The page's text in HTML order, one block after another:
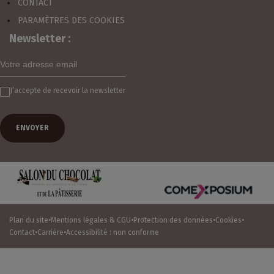
J'ACHÈTE MON BILLET !
CONTACT
PARAMÈTRES DES COOKIES
Newsletter :
J’accepte de recevoir la newsletter
Plan du site Mentions légales & CGU Protection des données Cookies
Contact Carrière Accessibilité : non conforme